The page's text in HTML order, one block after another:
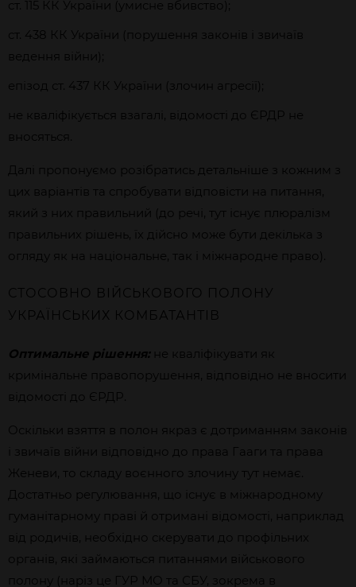
ст. 115 КК України (умисне вбивство);
ст. 438 КК України (порушення законів і звичаїв
ведення війни);
епізод ст. 437 КК України (злочин агресії);
не кваліфікується взагалі, відомості до ЄРДР не
вносяться.
Далі пропонуємо розібратись детальніше з кожним з
цих варіантів та спробувати відповісти на питання,
який з них правильний (до речі, тут існує плюралізм
правильних рішень, їх дійсно може бути декілька з
огляду як на національне, так і міжнародне право).
СТОСОВНО ВІЙСЬКОВОГО ПОЛОНУ
УКРАЇНСЬКИХ КОМБАТАНТІВ
Оптимальне рішення: не кваліфікувати як
кримінальне правопорушення, відповідно не вносити
відомості до ЄРДР.
Оскільки взяття в полон якраз є дотриманням законів
і звичаїв війни відповідно до права Гааги та права
Женеви, то складу воєнного злочину тут немає.
Достатньо регулювання, що існує в міжнародному
гуманітарному праві й отримані відомості, наприклад
від родичів, необхідно скерувати до профільних
органів, які займаються питаннями військового
полону (наріз це ГУР МО та СБУ, зокрема в